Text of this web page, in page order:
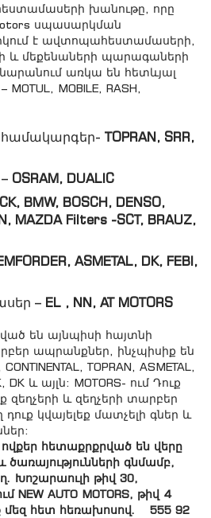
խանութը, որը
սպասարկման
է ավտոպահեստամասերի,
և մեքենաների պարագաների
առկա են հետևյալ
MOBILE, RASH,
համակարգեր- TOPRAN, SRR,
OSRAM, DUALIC
BMW, BOSCH, DENSO,
MAZDA Filters -SCT, BRAUZ,
ASMETAL, DK, FEBI,
– EL , NN, AT MOTORS
են այնպիսի հայտնի
ապրանքներ, ինչպիսիք են
CONTINENTAL, TOPRAN, ASMETAL,
DK և այլն: MOTORS- ում Դուք
և զեղչերի տարբեր
կվայելեք մատչելի գներ և
ովքեր հետաքրքրված են վերը
գնմամբ,
Խոշարաուլի թիվ 30,
AUTO MOTORS, թիվ 4
հետ հեռախոսով.
555 92